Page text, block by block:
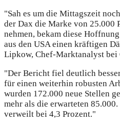
"Sah es um die Mittagszeit
der Dax die Marke von 25.000
nehmen, bekam diese
aus den USA einen kräftigen
Lipkow, Chef-Marktanalyst bei
"Der Bericht fiel deutlich
für einen weiterhin robusten
wurden 172.000 neue Stellen
mehr als die erwarteten
verweilt bei 4,3 Prozent."